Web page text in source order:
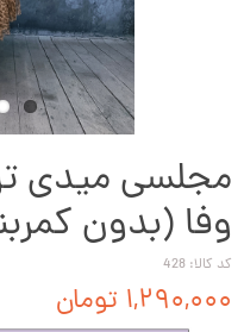
مجلسی میدی
وفا (بدون
کد کالا: 428
۱,۲۹۰,۰۰۰ تومان